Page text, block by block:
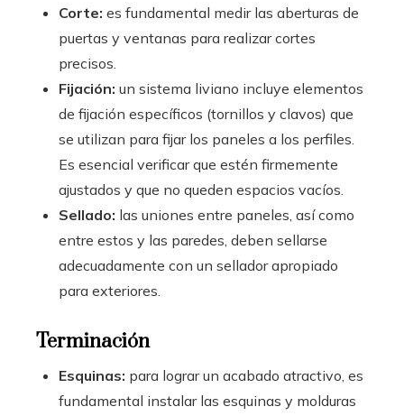
Corte: es fundamental medir las aberturas de
puertas y ventanas para realizar cortes
precisos.
Fijación: un sistema liviano incluye elementos
de fijación específicos (tornillos y clavos) que
se utilizan para fijar los paneles a los perfiles.
Es esencial verificar que estén firmemente
ajustados y que no queden espacios vacíos.
Sellado: las uniones entre paneles, así como
entre estos y las paredes, deben sellarse
adecuadamente con un sellador apropiado
para exteriores.
Terminación
Esquinas: para lograr un acabado atractivo, es
fundamental instalar las esquinas y molduras